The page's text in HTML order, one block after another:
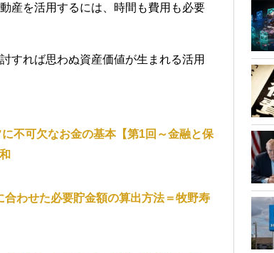
産を活用するには、時間も費用も必要
すれば思わぬ資産価値が生まれる活用
不可欠なお金の基本【第1回～金融と保
わせた必要貯金額の算出方法＝牧野寿